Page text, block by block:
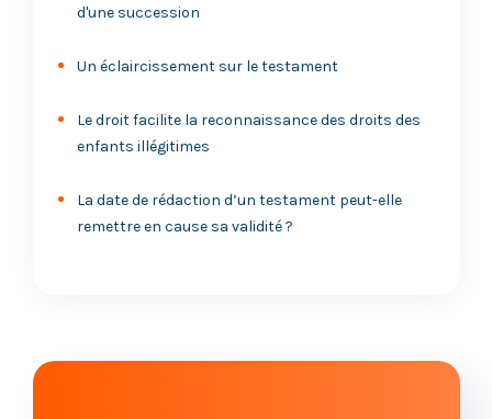
d'une succession
Un éclaircissement sur le testament
Le droit facilite la reconnaissance des droits des
enfants illégitimes
La date de rédaction d’un testament peut-elle
remettre en cause sa validité ?
Souscription douteuse d’assurance vie, contestez-